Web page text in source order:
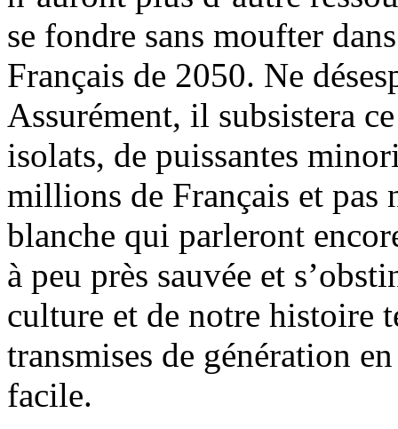
se fondre sans moufter
Français de 2050. Ne
Assurément, il subsistera
isolats, de puissantes
millions de Français et pas
blanche qui parleront
à peu près sauvée et
culture et de notre histoire
transmises de génération
facile.